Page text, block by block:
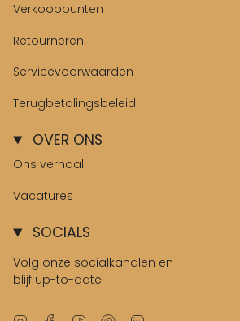
Verkooppunten
Retourneren
Servicevoorwaarden
Terugbetalingsbeleid
OVER ONS
Ons verhaal
Vacatures
SOCIALS
Volg onze socialkanalen en
blijf up-to-date!